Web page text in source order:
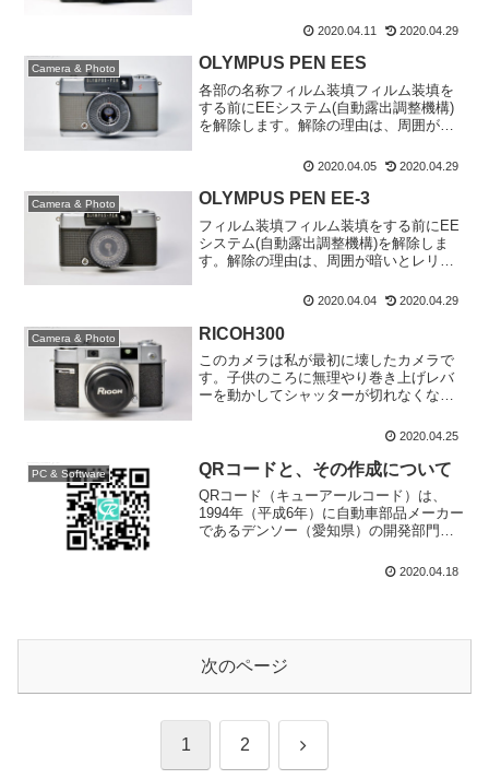
ることくらいしか確認せずに長らく放置
う中でこれを...
2020.04.11 2020.04.29
Camera & Photo OLYMPUS PEN EES
各部の名称フィルム装填フィルム装填を
する前にEEシステム(自動露出調整機構)
を解除します。解除の理由は、周囲が暗
押せずフィルムを空送りすることが出来
合があるからです...
2020.04.05 2020.04.29
Camera & Photo OLYMPUS PEN EE-3
フィルム装填フィルム装填をする前にEE
システム(自動露出調整機構)を解除しま
す。解除の理由は、周囲が暗いとレリー
ルムを空送りすることが出来ずスムーズ
らです。EEシス...
2020.04.04 2020.04.29
Camera & Photo RICOH300
このカメラは私が最初に壊したカメラで
す。子供のころに無理やり巻き上げレバ
ーを動かしてシャッターが切れなくなっ
くして何故かシャッターが切れる時期も
た。今回撮影に使用したも...
2020.04.25
PC & Software QRコードと、その作成について
QRコード（キューアールコード）は、
1994年（平成6年）に自動車部品メーカー
であるデンソー（愛知県）の開発部門
明したマトリックス型二次元コードであ
2020.04.18
次のページ
1 2 次